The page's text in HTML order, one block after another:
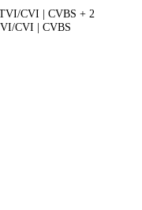
CVI | CVBS + 2
CVI | CVBS